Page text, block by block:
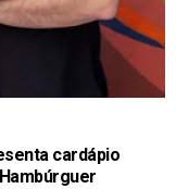
cardápio